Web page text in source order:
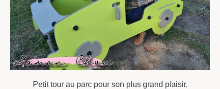
Petit tour au parc pour son plus grand plaisir.